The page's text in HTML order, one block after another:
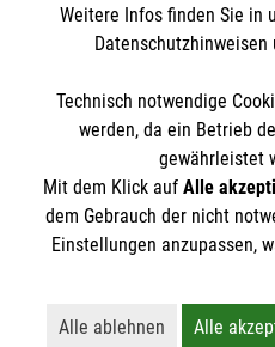
Cookies verwalten|AGB|
Barrierefreiheit |Kontakt
Weitere Infos finden Sie in
Technisch notwendige
werden, da ein Betrieb
gewährleistet
Mit dem Klick auf Alle
dem Gebrauch der nicht
Einstellungen anzupassen,
Alle ablehnen
Alle